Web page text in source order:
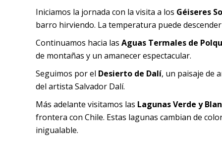
Iniciamos la jornada con la visita a los Géiseres
barro hirviendo. La temperatura puede
Continuamos hacia las Aguas Termales de
de montañas y un amanecer espectacular.
Seguimos por el Desierto de Dalí, un paisaje de
del artista Salvador Dalí.
Más adelante visitamos las Lagunas Verde y
frontera con Chile. Estas lagunas cambian de
inigualable.